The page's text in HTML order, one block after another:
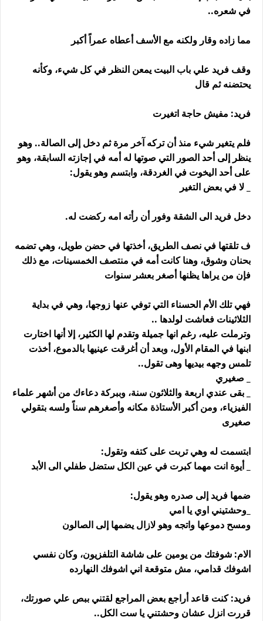
في شعره..
مما زاده وقار ولكنه مع الأسف أعطاه عمراً أكبر
وقف فريد علي باب البيت يمعن النظر في كل شيء، وكأنه
يحتضنه ثم قال
فريد: مفيش حاجة اتغيرت
فلم يتغير شيء منذ أن تركه آخر مرة ثم دخل إلى الصالة.. وهو
ينظر إلى أحد الصور التي صوتها له أمه في إجازته السابقة، وهو
على أحد اليخوت في الغردقة، وابتسم وهو يقول:
_ لا في بعض التغير
دخل فريد الى الشقة وفور أن رأته امه ركضت له.
ف تلقتها في نصف الطريق، أخذتها في حضن طويل، وهي تضمه
بحنان وشوق، وهنا كانت أمه في منتصف الخمسينات، مع ذلك
فإن من يراها يظنها أصغر بعشر سنوات
فهي تلك الأم الحسناء التي توفي عنها زوجها، وهي في بداية
الثلاثينات فعاشت لولدها ..
وترملت عليه، رغم انها جميلة وتقدم لها الكثير، إلا أنها اختارت
ابنها في المقام الأول، وبعد أن أغرقت عينيها بالدموع، أخذت
تلمس وجهه بيديها وهى تقول..
_ صغيري
_ بقى عندي اربعة والثلاثون سنة، وببركة دعاءك من أشهر علماء
الفيزياء، ومن أكبر الأستاذة مكانه وأصغرهم سناً ولسه بتقولي
صغيرى
ابتسمت له وهي تربت على كتفه وتقول:
_ أيوة انت مهما كبرت في عين الكل ستضل طفلي الى الأبد
ضمها فريد إلى صدره وهو يقول:
_وحشتيني اوي يا امي
ومسح دموعها واتجه وهو لازال يضمها إلى الصالون
الام: شوفتك من يومين على شاشة التلفزيون، وكان نفسي
اشوفك قدامي، مش متوقعة اني اشوفك النهارده
فريد: كنت قاعد أراجع بعض المراجع لقتني ببص علي صورتك،
قررت انزل عشان وحشتني يا ست الكل..